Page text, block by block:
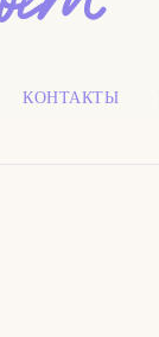
КОНТАКТЫ